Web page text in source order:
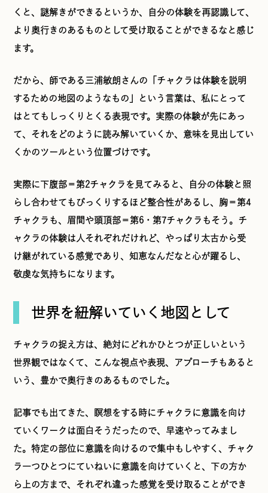
くと、謎解きができるというか、自分の体験を再認識して、
より奥行きのあるものとして受け取ることができるなと感じ
ます。
だから、師である三浦敏朗さんの「チャクラは体験を説明
するための地図のようなもの」という言葉は、私にとって
はとてもしっくりとくる表現です。実際の体験が先にあっ
て、それをどのように読み解いていくか、意味を見出してい
くかのツールという位置づけです。
実際に下腹部＝第2チャクラを見てみると、自分の体験と照
らし合わせてもびっくりするほど整合性があるし、胸＝第4
チャクラも、眉間や頭頂部＝第6・第7チャクラもそう。チ
ャクラの体験は人それぞれだけれど、やっぱり太古から受
け継がれている感覚であり、知恵なんだなと心が躍るし、
敬虔な気持ちになります。
世界を紐解いていく地図として
チャクラの捉え方は、絶対にどれかひとつが正しいという
世界観ではなくて、こんな視点や表現、アプローチもあると
いう、豊かで奥行きのあるものでした。
記事でも出てきた、瞑想をする時にチャクラに意識を向け
ていくワークは面白そうだったので、早速やってみまし
た。特定の部位に意識を向けるので集中もしやすく、チャク
ラ一つひとつにていねいに意識を向けていくと、下の方か
ら上の方まで、それぞれ違った感覚を受け取ることができ